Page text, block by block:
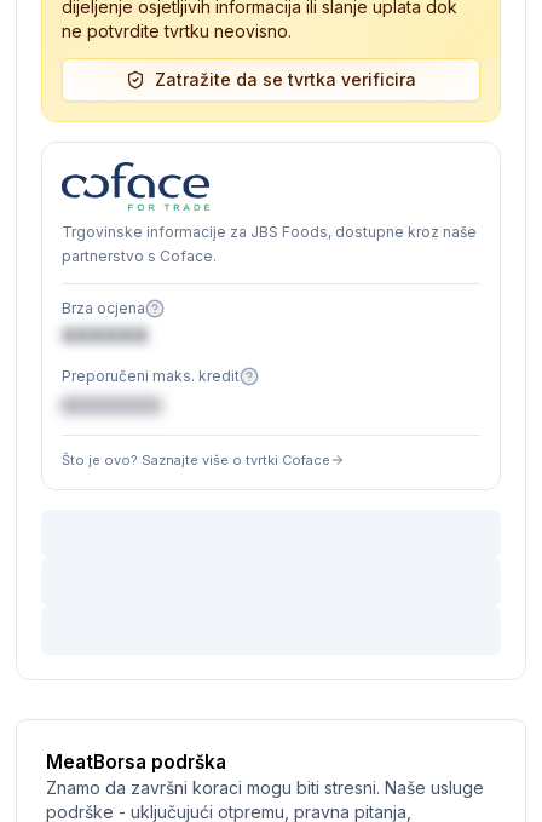
dijeljenje osjetljivih informacija ili slanje uplata dok
ne potvrdite tvrtku neovisno.
Zatražite da se tvrtka verificira
Trgovinske informacije za JBS Foods, dostupne kroz naše
partnerstvo s Coface.
Brza ocjena
XXXXXX
Preporučeni maks. kredit
€XXXXXX
Što je ovo? Saznajte više o tvrtki Coface
MeatBorsa podrška
Znamo da završni koraci mogu biti stresni. Naše usluge
podrške - uključujući otpremu, pravna pitanja,